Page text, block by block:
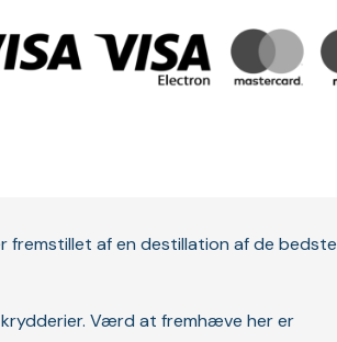
fremstillet af en destillation af de bedste
Værd at fremhæve her er